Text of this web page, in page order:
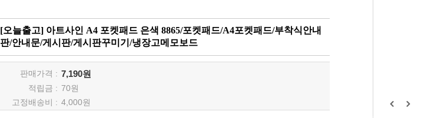
[오늘출고] 아트사인 A4 포켓패드 은색 8865/포켓패드/A4포켓패드/부착식안내
판/안내문/게시판/게시판꾸미기/냉장고메모보드
판매가격 : 7,190원
적립금 : 70원
고정배송비 : 4,000원